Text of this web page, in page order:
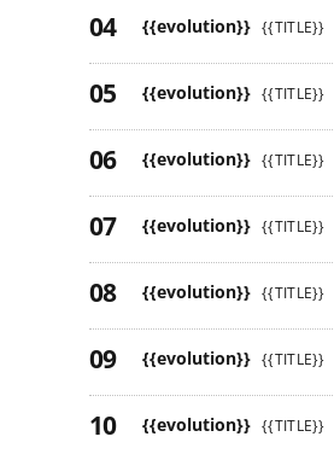
{{evolution}} {{TITLE}}
{{evolution}} {{TITLE}}
{{evolution}} {{TITLE}}
{{evolution}} {{TITLE}}
{{evolution}} {{TITLE}}
{{evolution}} {{TITLE}}
{{evolution}} {{TITLE}}